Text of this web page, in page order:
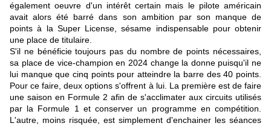
également oeuvre d'un intérêt certain mais le pilote américain
avait alors été barré dans son ambition par son manque de
points à la Super License, sésame indispensable pour obtenir
une place de titulaire.
S'il ne bénéficie toujours pas du nombre de points nécessaires,
sa place de vice-champion en 2024 change la donne puisqu'il ne
lui manque que cinq points pour atteindre la barre des 40 points.
Pour ce faire, deux options s'offrent à lui. La première est de faire
une saison en Formule 2 afin de s'acclimater aux circuits utilisés
par la Formule 1 et conserver un programme en compétition.
L'autre, moins risquée, est simplement d'enchainer les séances